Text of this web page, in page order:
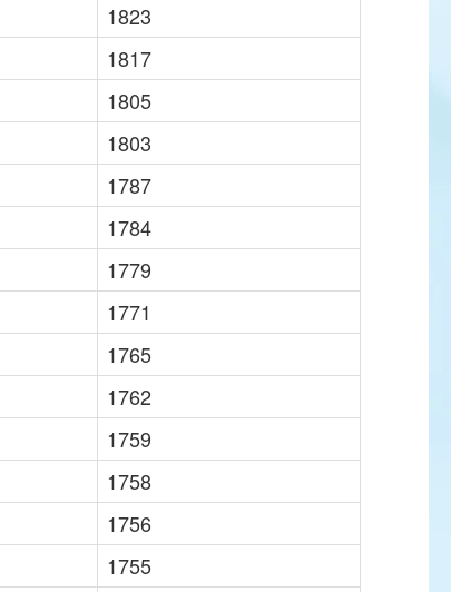
1823
1817
1805
1803
1787
1784
1779
1771
1765
1762
1759
1758
1756
1755